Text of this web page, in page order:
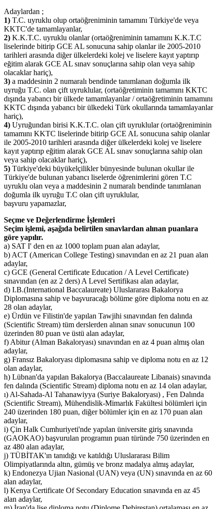
Adaylardan ;
1) T.C. uyruklu olup ortaöğreniminin tamamını Türkiye'de veya
KKTC'de tamamlayanlar,
2) K.K.T.C. uyruklu olanlar (ortaöğreniminin tamamını K.K.T.C
liselerinde bitirip GCE AL sonucuna sahip olanlar ile 2005-2010
tarihleri arasında diğer ülkelerdeki kolej ve liselere kayıt yaptırıp
eğitim alarak GCE AL sınav sonuçlarına sahip olan veya sahip
olacaklar hariç),
3) a maddesinin 2 numaralı bendinde tanımlanan doğumla ilk
uyruğu T.C. olan çift uyruklular, (ortaöğretiminin tamamını KKTC
dışında yabancı bir ülkede tamamlayanlar / ortaöğretiminin tamamını
KKTC dışında yabancı bir ülkedeki Türk okullarında tamamlayanlar
hariç),
4) Uyruğundan birisi K.K.T.C. olan çift uyruklular (ortaöğreniminin
tamamını KKTC liselerinde bitirip GCE AL sonucuna sahip olanlar
ile 2005-2010 tarihleri arasında diğer ülkelerdeki kolej ve liselere
kayıt yaptırıp eğitim alarak GCE AL sınav sonuçlarına sahip olan
veya sahip olacaklar hariç),
5) Türkiye'deki büyükelçilikler bünyesinde bulunan okullar ile
Türkiye'de bulunan yabancı liselerde öğrenimlerini gören T.C
uyruklu olan veya a maddesinin 2 numaralı bendinde tanımlanan
doğumla ilk uyruğu T.C olan çift uyruklular,
başvuru yapamazlar,
Seçme ve Değerlendirme İşlemleri
Seçim işlemi, aşağıda belirtilen sınavlardan alınan puanlara
göre yapılır.
a) SAT I' den en az 1000 toplam puan alan adaylar,
b) ACT (American College Testing) sınavından en az 21 puan alan
adaylar,
c) GCE (General Certificate Education / A Level Certificate)
sınavından (en az 2 ders) A Level Sertifikası alan adaylar,
d) I.B.(International Baccalaureate) Uluslararası Bakalorya
Diplomasına sahip ve başvuracağı bölüme göre diploma notu en az
28 olan adaylar,
e) Ürdün ve Filistin'de yapılan Tawjihi sınavından fen dalında
(Scientific Stream) tüm derslerden alınan sınav sonucunun 100
üzerinden 80 puan ve üstü alan adaylar,
f) Abitur (Alman Bakaloryası) sınavından en az 4 puan almış olan
adaylar,
g) Fransız Bakaloryası diplomasına sahip ve diploma notu en az 12
olan adaylar,
h) Lübnan'da yapılan Bakalorya (Baccalaureate Libanais) sınavında
fen dalında (Scientific Stream) diploma notu en az 14 olan adaylar,
ı) Al-Sahada-Al Tahanawiyya (Suriye Bakaloryası) , Fen Dalında
(Scientific Stream), Mühendislik-Mimarlık Fakültesi bölümleri için
240 üzerinden 180 puan, diğer bölümler için en az 170 puan alan
adaylar,
i) Çin Halk Cumhuriyeti'nde yapılan üniversite giriş sınavında
(GAOKAO) başvurulan programın puan türünde 750 üzerinden en
az 480 alan adaylar,
j) TÜBİTAK'ın tanıdığı ve katıldığı Uluslararası Bilim
Olimpiyatlarında altın, gümüş ve bronz madalya almış adaylar,
k) Endonezya Ujian Nasional (UAN) veya (UN) sınavında en az 60
alan adaylar,
l) Kenya Certificate Of Secondary Education sınavında en az 45
alan adaylar,